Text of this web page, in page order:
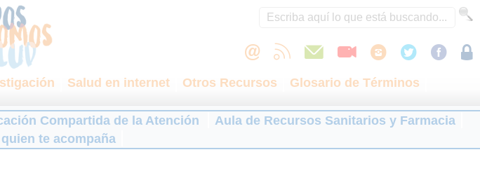
Salud en internet Otros Recursos
Glosario de Términos
Compartida de la Atención
Aula de Recursos Sanitarios y Farmacia
te acompaña